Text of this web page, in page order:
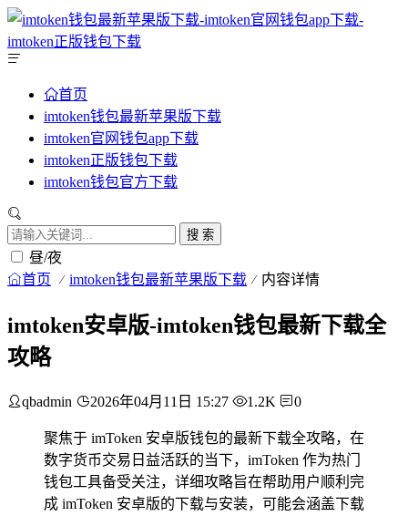
首页
imtoken钱包最新苹果版下载
imtoken官网钱包app下载
imtoken正版钱包下载
imtoken钱包官方下载
搜 索
昼/夜
首页 imtoken钱包最新苹果版下载 内容详情
imtoken安卓版-imtoken钱包最新下载全
攻略
qbadmin 2026年04月11日 15:27 1.2K 0
聚焦于 imToken 安卓版钱包的最新下载全攻略，在
数字货币交易日益活跃的当下，imToken 作为热门
钱包工具备受关注，详细攻略旨在帮助用户顺利完
成 imToken 安卓版的下载与安装，可能会涵盖下载